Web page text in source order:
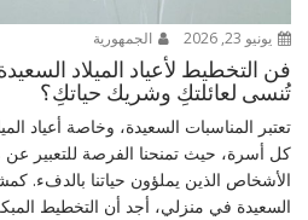
يونيو 23, 2026 الجمهورية
فن التخطيط لأعياد الميلاد
تُنسى لعائلتكِ وشريك حياتكِ؟
تعتبر المناسبات السعيدة، وخاصة أعياد
كل أسرة، حيث تمنحنا الفرصة للتعبير عن
الأشخاص الذين يملؤون حياتنا بالدفء.
السعيدة في منزلي، أجد أن التخطيط